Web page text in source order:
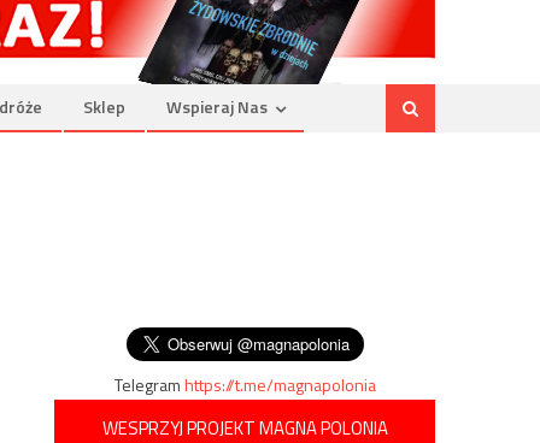
Sklep Wspieraj Nas
Telegramhttps://t.me/magnapolonia
WESPRZYJ PROJEKT MAGNA POLONIA